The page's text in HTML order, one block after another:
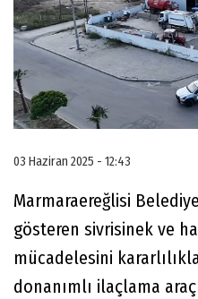
03 Haziran 2025 - 12:43
Marmaraereğlisi
gösteren sivrisinek ve
mücadelesini
donanımlı ilaçlama